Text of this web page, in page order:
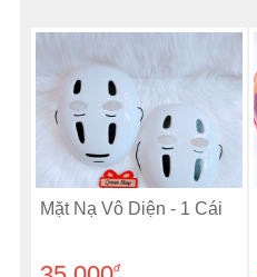
Mặt Nạ Vô Diện - 1 Cái
đ